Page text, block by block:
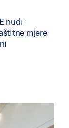
nudi
mjere